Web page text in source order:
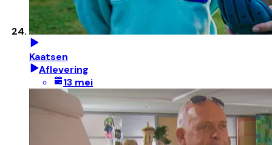
Kaatsen
Aflevering
13 mei